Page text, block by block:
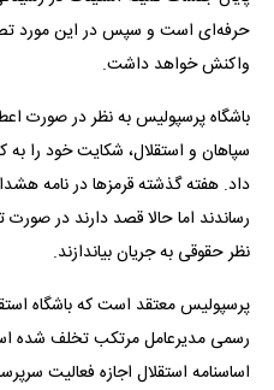
حرفه‌ای است و سپس در این مورد
واکنش خواهد داشت.
باشگاه پرسپولیس به نظر در صورت
سپاهان و استقلال، شکایت خود را به
داد. هفته گذشته قرمزها در نامه
رساندند اما حالا قصد دارند در صورت
نظر حقوقی به جریان بیاندازند.
پرسپولیس معتقد است که باشگاه
رسمی مدیرعامل مرتکب تخلف شده
اساسنامه استقلال اجازه فعالیت